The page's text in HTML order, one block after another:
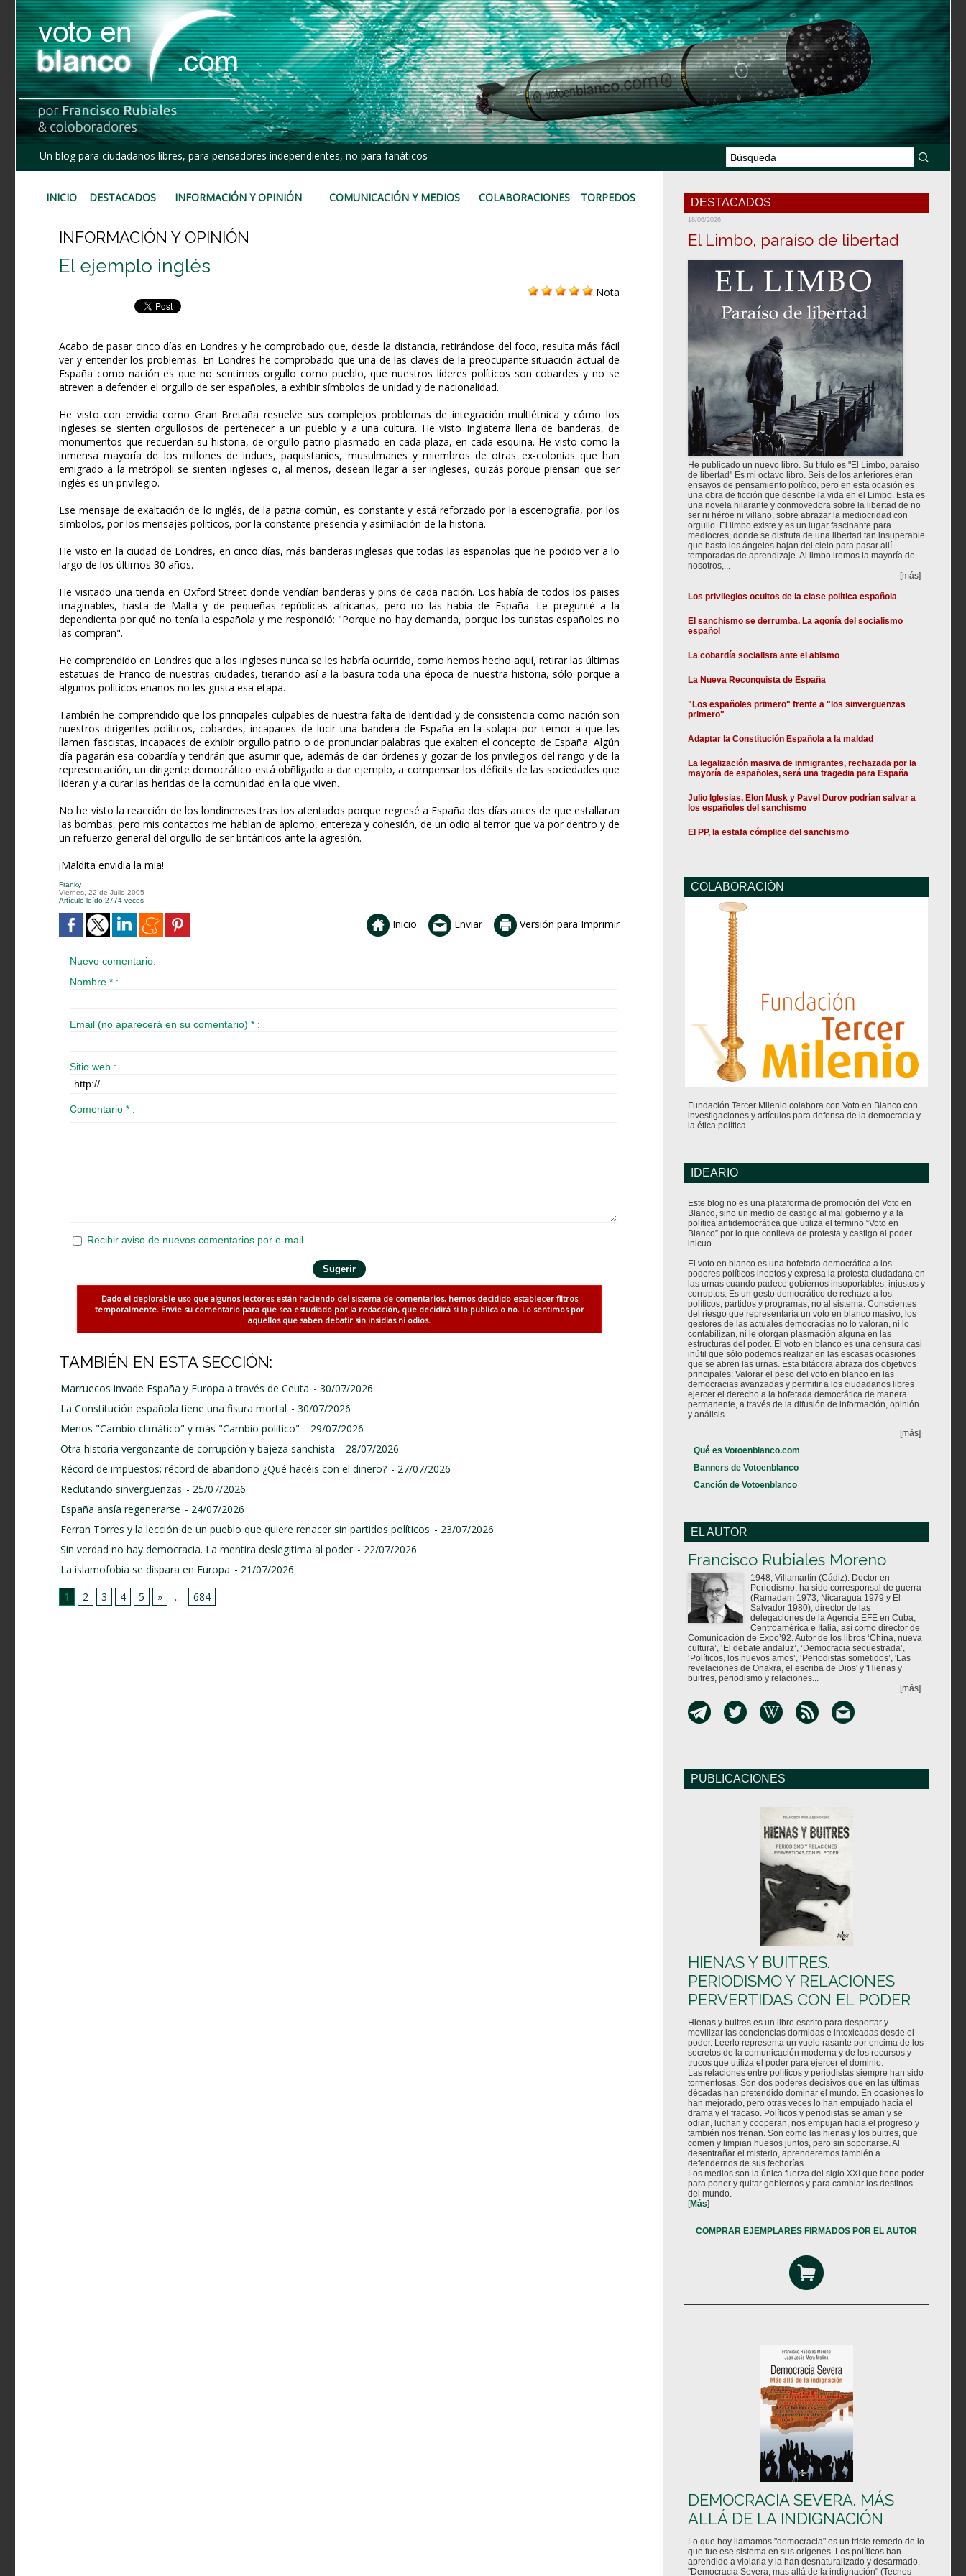
Un blog para ciudadanos libres, para pensadores independientes, no para fanáticos
INICIO DESTACADOS INFORMACIÓN Y OPINIÓN COMUNICACIÓN Y MEDIOS COLABORACIONES TORPEDOS
INFORMACIÓN Y OPINIÓN
El ejemplo inglés
Nota
Acabo de pasar cinco días en Londres y he comprobado que, desde la distancia, retirándose del foco, resulta más fácil
ver y entender los problemas. En Londres he comprobado que una de las claves de la preocupante situación actual de
España como nación es que no sentimos orgullo como pueblo, que nuestros líderes políticos son cobardes y no se
atreven a defender el orgullo de ser españoles, a exhibir símbolos de unidad y de nacionalidad.
He visto con envidia como Gran Bretaña resuelve sus complejos problemas de integración multiétnica y cómo los
ingleses se sienten orgullosos de pertenecer a un pueblo y a una cultura. He visto Inglaterra llena de banderas, de
monumentos que recuerdan su historia, de orgullo patrio plasmado en cada plaza, en cada esquina. He visto como la
inmensa mayoría de los millones de indues, paquistanies, musulmanes y miembros de otras ex-colonias que han
emigrado a la metrópoli se sienten ingleses o, al menos, desean llegar a ser ingleses, quizás porque piensan que ser
inglés es un privilegio.
Ese mensaje de exaltación de lo inglés, de la patria común, es constante y está reforzado por la escenografía, por los
símbolos, por los mensajes políticos, por la constante presencia y asimilación de la historia.
He visto en la ciudad de Londres, en cinco días, más banderas inglesas que todas las españolas que he podido ver a lo
largo de los últimos 30 años.
He visitado una tienda en Oxford Street donde vendían banderas y pins de cada nación. Los había de todos los paises
imaginables, hasta de Malta y de pequeñas repúblicas africanas, pero no las había de España. Le pregunté a la
dependienta por qué no tenía la española y me respondió: "Porque no hay demanda, porque los turistas españoles no
las compran".
He comprendido en Londres que a los ingleses nunca se les habría ocurrido, como hemos hecho aquí, retirar las últimas
estatuas de Franco de nuestras ciudades, tierando así a la basura toda una época de nuestra historia, sólo porque a
algunos políticos enanos no les gusta esa etapa.
También he comprendido que los principales culpables de nuestra falta de identidad y de consistencia como nación son
nuestros dirigentes políticos, cobardes, incapaces de lucir una bandera de España en la solapa por temor a que les
llamen fascistas, incapaces de exhibir orgullo patrio o de pronunciar palabras que exalten el concepto de España. Algún
día pagarán esa cobardía y tendrán que asumir que, además de dar órdenes y gozar de los privilegios del rango y de la
representación, un dirigente democrático está obñligado a dar ejemplo, a compensar los déficits de las sociedades que
lideran y a curar las heridas de la comunidad en la que viven.
No he visto la reacción de los londinenses tras los atentados porque regresé a España dos días antes de que estallaran
las bombas, pero mis contactos me hablan de aplomo, entereza y cohesión, de un odio al terror que va por dentro y de
un refuerzo general del orgullo de ser británicos ante la agresión.
¡Maldita envidia la mia!
Franky
Viernes, 22 de Julio 2005
Artículo leído 2774 veces
Inicio Enviar Versión para Imprimir
Nuevo comentario:
Nombre * :
Email (no aparecerá en su comentario) * :
Sitio web :
Comentario * :
Recibir aviso de nuevos comentarios por e-mail
Dado el deplorable uso que algunos lectores están haciendo del sistema de comentarios, hemos decidido establecer filtros
temporalmente. Envie su comentario para que sea estudiado por la redacción, que decidirá si lo publica o no. Lo sentimos por
aquellos que saben debatir sin insidias ni odios.
TAMBIÉN EN ESTA SECCIÓN:
Marruecos invade España y Europa a través de Ceuta - 30/07/2026
La Constitución española tiene una fisura mortal - 30/07/2026
Menos "Cambio climático" y más "Cambio político" - 29/07/2026
Otra historia vergonzante de corrupción y bajeza sanchista - 28/07/2026
Récord de impuestos; récord de abandono ¿Qué hacéis con el dinero? - 27/07/2026
Reclutando sinvergüenzas - 25/07/2026
España ansía regenerarse - 24/07/2026
Ferran Torres y la lección de un pueblo que quiere renacer sin partidos políticos - 23/07/2026
Sin verdad no hay democracia. La mentira deslegitima al poder - 22/07/2026
La islamofobia se dispara en Europa - 21/07/2026
1
2 3 4 5 » ... 684
DESTACADOS
18/06/2026
El Limbo, paraíso de libertad
He publicado un nuevo libro. Su título es "El Limbo, paraíso
de libertad" Es mi octavo libro. Seis de los anteriores eran
ensayos de pensamiento político, pero en esta ocasión es
una obra de ficción que describe la vida en el Limbo. Esta es
una novela hilarante y conmovedora sobre la libertad de no
ser ni héroe ni villano, sobre abrazar la mediocridad con
orgullo. El limbo existe y es un lugar fascinante para
mediocres, donde se disfruta de una libertad tan insuperable
que hasta los ángeles bajan del cielo para pasar allí
temporadas de aprendizaje. Al limbo iremos la mayoría de
nosotros,...
[más]
Los privilegios ocultos de la clase política española
El sanchismo se derrumba. La agonía del socialismo
español
La cobardía socialista ante el abismo
La Nueva Reconquista de España
"Los españoles primero" frente a "los sinvergüenzas
primero"
Adaptar la Constitución Española a la maldad
La legalización masiva de inmigrantes, rechazada por la
mayoría de españoles, será una tragedia para España
Julio Iglesias, Elon Musk y Pavel Durov podrían salvar a
los españoles del sanchismo
El PP, la estafa cómplice del sanchismo
COLABORACIÓN
Fundación Tercer Milenio colabora con Voto en Blanco con
investigaciones y artículos para defensa de la democracia y
la ética política.
IDEARIO
Este blog no es una plataforma de promoción del Voto en
Blanco, sino un medio de castigo al mal gobierno y a la
política antidemocrática que utiliza el termino “Voto en
Blanco” por lo que conlleva de protesta y castigo al poder
inicuo.
El voto en blanco es una bofetada democrática a los
poderes políticos ineptos y expresa la protesta ciudadana en
las urnas cuando padece gobiernos insoportables, injustos y
corruptos. Es un gesto democrático de rechazo a los
políticos, partidos y programas, no al sistema. Conscientes
del riesgo que representaría un voto en blanco masivo, los
gestores de las actuales democracias no lo valoran, ni lo
contabilizan, ni le otorgan plasmación alguna en las
estructuras del poder. El voto en blanco es una censura casi
inútil que sólo podemos realizar en las escasas ocasiones
que se abren las urnas. Esta bitácora abraza dos objetivos
principales: Valorar el peso del voto en blanco en las
democracias avanzadas y permitir a los ciudadanos libres
ejercer el derecho a la bofetada democrática de manera
permanente, a través de la difusión de información, opinión
y análisis.
[más]
Qué es Votoenblanco.com
Banners de Votoenblanco
Canción de Votoenblanco
EL AUTOR
Francisco Rubiales Moreno
1948, Villamartín (Cádiz). Doctor en
Periodismo, ha sido corresponsal de guerra
(Ramadam 1973, Nicaragua 1979 y El
Salvador 1980), director de las
delegaciones de la Agencia EFE en Cuba,
Centroamérica e Italia, así como director de
Comunicación de Expo’92. Autor de los libros ‘China, nueva
cultura’, ‘El debate andaluz’, ‘Democracia secuestrada’,
‘Políticos, los nuevos amos’, ‘Periodistas sometidos’, 'Las
revelaciones de Onakra, el escriba de Dios' y 'Hienas y
buitres, periodismo y relaciones...
[más]
PUBLICACIONES
HIENAS Y BUITRES.
PERIODISMO Y RELACIONES
PERVERTIDAS CON EL PODER
Hienas y buitres es un libro escrito para despertar y
movilizar las conciencias dormidas e intoxicadas desde el
poder. Leerlo representa un vuelo rasante por encima de los
secretos de la comunicación moderna y de los recursos y
trucos que utiliza el poder para ejercer el dominio.
Las relaciones entre políticos y periodistas siempre han sido
tormentosas. Son dos poderes decisivos que en las últimas
décadas han pretendido dominar el mundo. En ocasiones lo
han mejorado, pero otras veces lo han empujado hacia el
drama y el fracaso. Políticos y periodistas se aman y se
odian, luchan y cooperan, nos empujan hacia el progreso y
también nos frenan. Son como las hienas y los buitres, que
comen y limpian huesos juntos, pero sin soportarse. Al
desentrañar el misterio, aprenderemos también a
defendernos de sus fechorías.
Los medios son la única fuerza del siglo XXI que tiene poder
para poner y quitar gobiernos y para cambiar los destinos
del mundo.
[Más]
COMPRAR EJEMPLARES FIRMADOS POR EL AUTOR
DEMOCRACIA SEVERA. MÁS
ALLÁ DE LA INDIGNACIÓN
Lo que hoy llamamos "democracia" es un triste remedo de lo
que fue ese sistema en sus orígenes. Los políticos han
aprendido a violarla y la han desnaturalizado y desarmado.
"Democracia Severa, mas allá de la indignación" (Tecnos